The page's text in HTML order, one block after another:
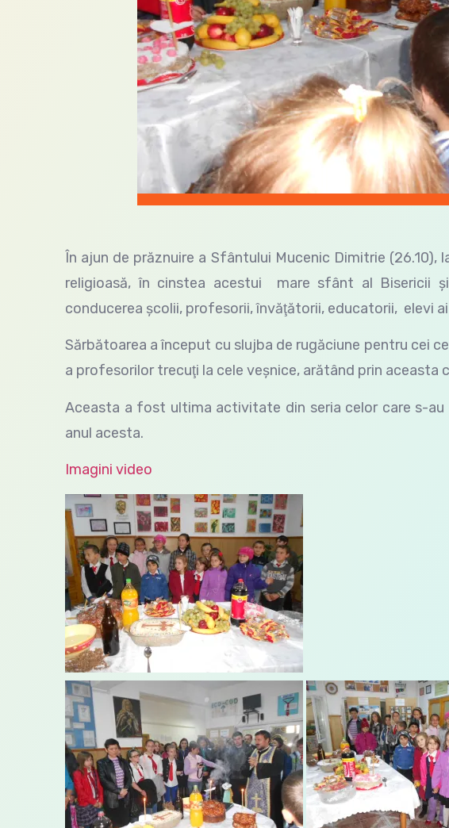
În ajun de prăznuire a Sfântului Mucenic Dimitrie
religioasă, în cinstea acestui mare sfânt al Bisericii
conducerea şcolii, profesorii, învăţătorii, educatorii, elevi
Sărbătoarea a început cu slujba de rugăciune pentru cei
a profesorilor trecuţi la cele veşnice, arătând prin aceasta
Aceasta a fost ultima activitate din seria celor care s-au
anul acesta.
Imagini video